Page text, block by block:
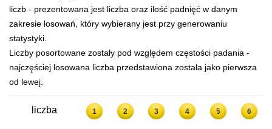
liczb - prezentowana jest liczba oraz ilość padnięć w danym
zakresie losowań, który wybierany jest przy generowaniu
statystyki.
Liczby posortowane zostały pod względem częstości padania -
najczęściej losowana liczba przedstawiona została jako pierwsza
od lewej.
liczba 1 2 3 4 5 6